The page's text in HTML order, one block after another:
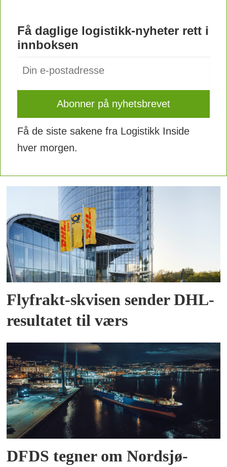
Få daglige logistikk-nyheter rett i
innboksen
Få de siste sakene fra Logistikk Inside
hver morgen.
Flyfrakt-skvisen sender DHL-
resultatet til værs
DFDS tegner om Nordsjø-